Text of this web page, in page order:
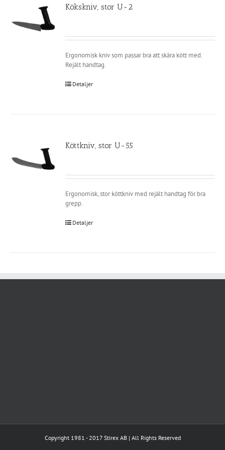
Kökskniv, stor U-2
Ergonomisk kniv som passar bra att skära kött med.
Rejält handtag.
Detaljer
Köttkniv, stor U-55
Ergonomisk, stor köttkniv med rejält handtag för bra
grepp.
Detaljer
Copyright 1981 - 2017 Stirex AB | All Rights Reserved